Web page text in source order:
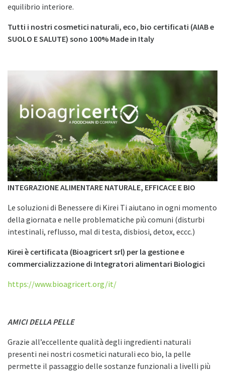
equilibrio interiore.
Tutti i nostri cosmetici naturali, eco, bio certificati (AIAB e
SUOLO E SALUTE) sono 100% Made in Italy
INTEGRAZIONE ALIMENTARE NATURALE, EFFICACE E BIO
Le soluzioni di Benessere di Kirei Ti aiutano in ogni momento
della giornata e nelle problematiche più comuni (disturbi
intestinali, reflusso, mal di testa, disbiosi, detox, eccc.)
Kirei è certificata (Bioagricert srl) per la gestione e
commercializzazione di Integratori alimentari Biologici
https://www.bioagricert.org/it/
AMICI DELLA PELLE
Grazie all’eccellente qualità degli ingredienti naturali
presenti nei nostri cosmetici naturali eco bio, la pelle
permette il passaggio delle sostanze funzionali a livelli più